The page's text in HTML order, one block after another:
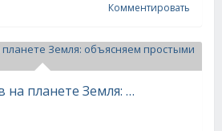
Комментировать
Сколько океанов на планете Земля: объясняем простыми словами